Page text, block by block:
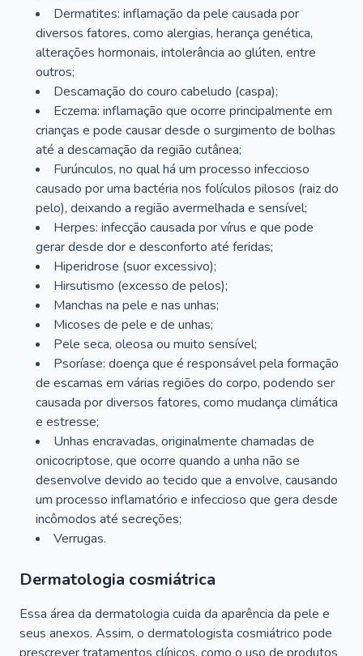
Dermatites: inflamação da pele causada por
diversos fatores, como alergias, herança genética,
alterações hormonais, intolerância ao glúten, entre
outros;
Descamação do couro cabeludo (caspa);
Eczema: inflamação que ocorre principalmente em
crianças e pode causar desde o surgimento de bolhas
até a descamação da região cutânea;
Furúnculos, no qual há um processo infeccioso
causado por uma bactéria nos folículos pilosos (raiz do
pelo), deixando a região avermelhada e sensível;
Herpes: infecção causada por vírus e que pode
gerar desde dor e desconforto até feridas;
Hiperidrose (suor excessivo);
Hirsutismo (excesso de pelos);
Manchas na pele e nas unhas;
Micoses de pele e de unhas;
Pele seca, oleosa ou muito sensível;
Psoríase: doença que é responsável pela formação
de escamas em várias regiões do corpo, podendo ser
causada por diversos fatores, como mudança climática
e estresse;
Unhas encravadas, originalmente chamadas de
onicocriptose, que ocorre quando a unha não se
desenvolve devido ao tecido que a envolve, causando
um processo inflamatório e infeccioso que gera desde
incômodos até secreções;
Verrugas.
Dermatologia cosmiátrica
Essa área da dermatologia cuida da aparência da pele e
seus anexos. Assim, o dermatologista cosmiátrico pode